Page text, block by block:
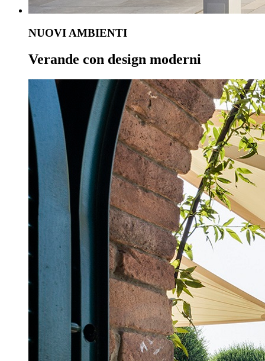
NUOVI AMBIENTI
Verande con design moderni